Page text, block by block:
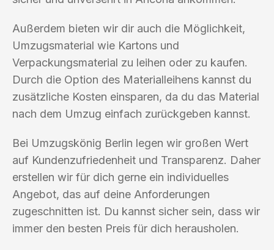
Außerdem bieten wir dir auch die Möglichkeit,
Umzugsmaterial wie Kartons und
Verpackungsmaterial zu leihen oder zu kaufen.
Durch die Option des Materialleihens kannst du
zusätzliche Kosten einsparen, da du das Material
nach dem Umzug einfach zurückgeben kannst.
Bei Umzugskönig Berlin legen wir großen Wert
auf Kundenzufriedenheit und Transparenz. Daher
erstellen wir für dich gerne ein individuelles
Angebot, das auf deine Anforderungen
zugeschnitten ist. Du kannst sicher sein, dass wir
immer den besten Preis für dich herausholen.